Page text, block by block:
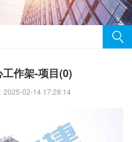
作架-项目(0)
2025-02-14 17:28:14